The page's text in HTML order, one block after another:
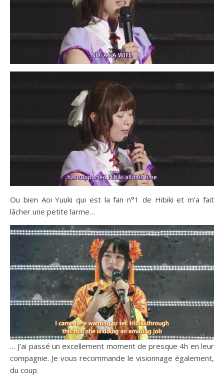
Ou bien Aoi Yuuki qui est la fan n°1 de Hibiki et m’a fait
lâcher une petite larme…
… J’ai passé un excellement moment de presque 4h en leur
compagnie. Je vous recommande le visionnage également,
du coup.